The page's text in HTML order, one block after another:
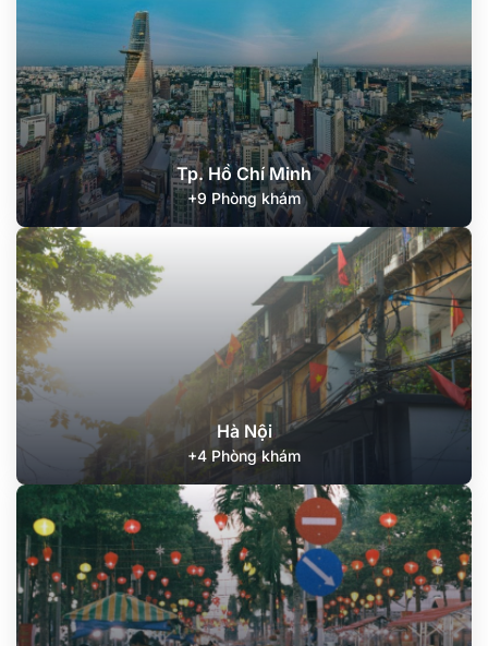
Tp. Hồ Chí Minh
+9 Phòng khám
Hà Nội
+4 Phòng khám